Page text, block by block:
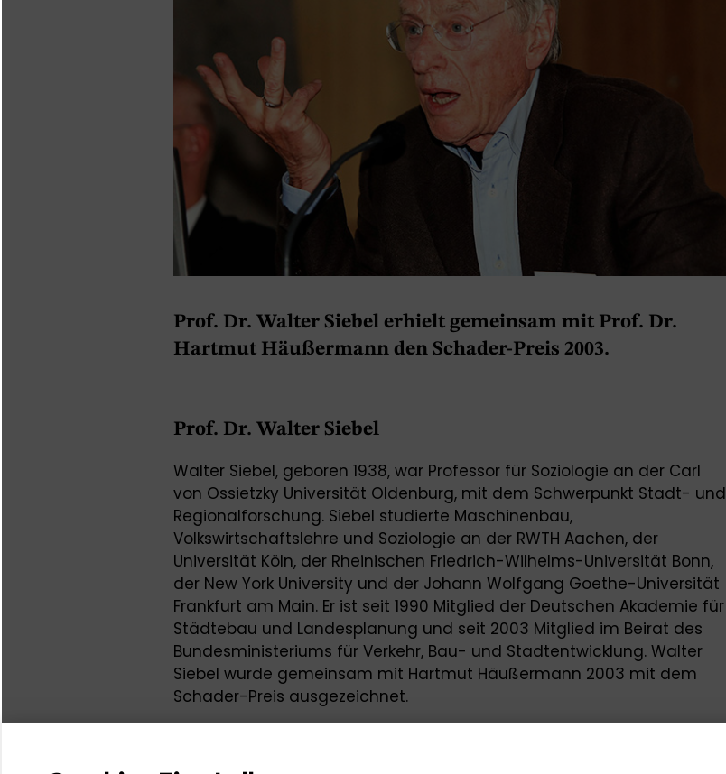
Prof. Dr. Walter Siebel erhielt gemeinsam mit Prof. Dr.
Hartmut Häußermann den Schader-Preis 2003.
Prof. Dr. Walter Siebel
Walter Siebel, geboren 1938, war Professor für Soziologie an der Carl
von Ossietzky Universität Oldenburg, mit dem Schwerpunkt Stadt- und
Regionalforschung. Siebel studierte Maschinenbau,
Volkswirtschaftslehre und Soziologie an der RWTH Aachen, der
Universität Köln, der Rheinischen Friedrich-Wilhelms-Universität Bonn,
der New York University und der Johann Wolfgang Goethe-Universität
Frankfurt am Main. Er ist seit 1990 Mitglied der Deutschen Akademie für
Städtebau und Landesplanung und seit 2003 Mitglied im Beirat des
Bundesministeriums für Verkehr, Bau- und Stadtentwicklung. Walter
Siebel wurde gemeinsam mit Hartmut Häußermann 2003 mit dem
Schader-Preis ausgezeichnet.